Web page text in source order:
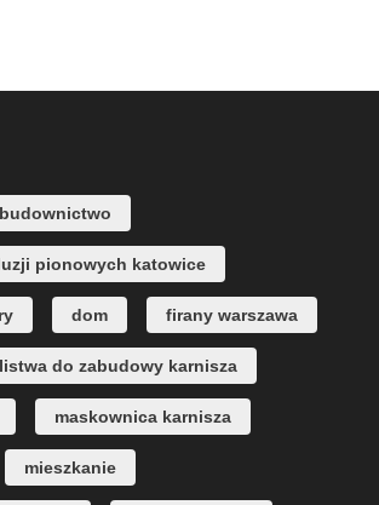
budownictwo
pionowych katowice
dom firany warszawa
listwa do zabudowy karnisza
maskownica karnisza
mieszkanie